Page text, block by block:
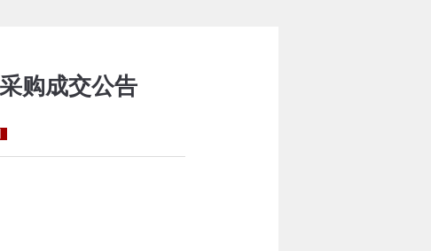
购成交公告